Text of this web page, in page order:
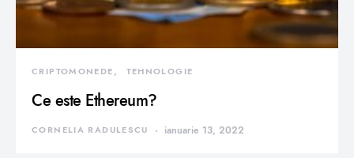
CRIPTOMONEDE TEHNOLOGIE
Ce este Ethereum?
CORNELIA RADULESCU ianuarie 13, 2022